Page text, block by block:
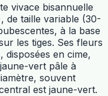
vivace bisannuelle
de taille variable (30-
à la base
les tiges. Ses fleurs
disposées en cime,
vert pâle à
souvent
est jaune-vert.